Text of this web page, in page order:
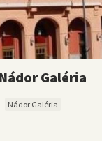
Galéria
Nádor Galéria